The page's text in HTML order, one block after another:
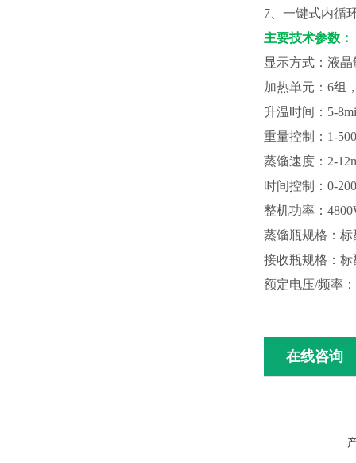
7、一键式内循
主要技术参数：
显示方式：液
加热单元： 6组
升温时间： 5-
重量控制： 1-
蒸馏速度： 2-
时间控制： 0-
整机功率：
蒸馏瓶规格：标
接收瓶规格：标
额定电压/频率
在线咨询